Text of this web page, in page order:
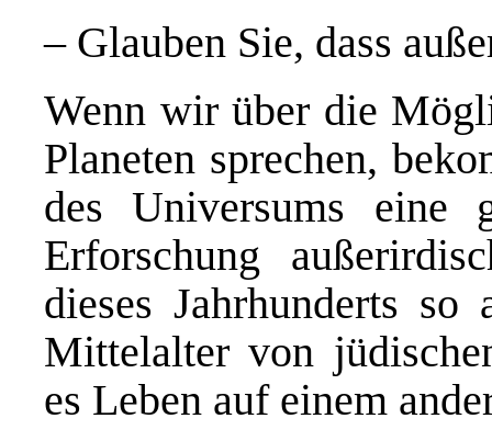
– Glauben Sie, dass
Wenn wir über die
Planeten sprechen,
des Universums eine
Erforschung
dieses Jahrhunderts
Mittelalter von
es Leben auf einem